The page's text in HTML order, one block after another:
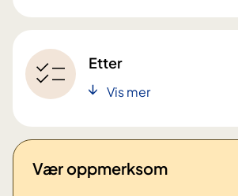
Etter
Vis mer
Vær oppmerksom